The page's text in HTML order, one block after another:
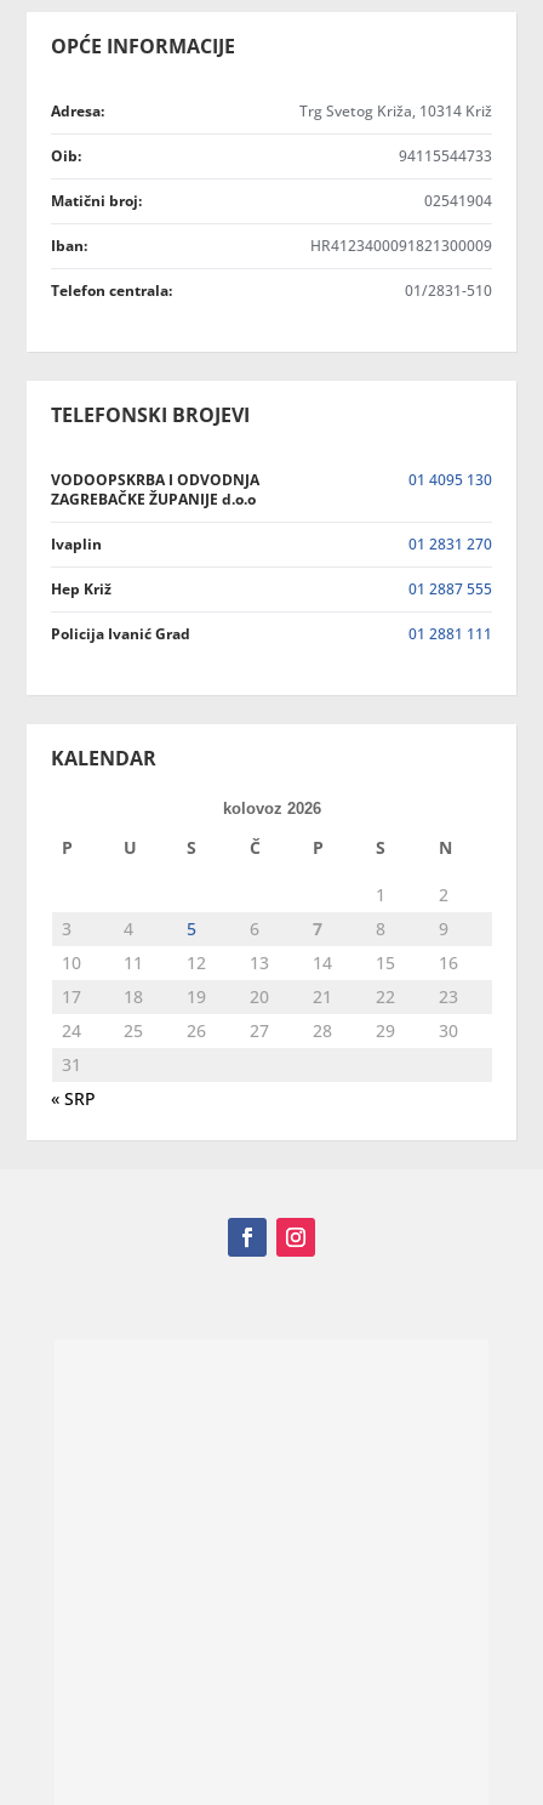
OPĆE INFORMACIJE
Adresa: Trg Svetog Križa, 10314 Križ
Oib: 94115544733
Matični broj: 02541904
Iban: HR4123400091821300009
Telefon centrala: 01/2831-510
TELEFONSKI BROJEVI
VODOOPSKRBA I ODVODNJA
ZAGREBAČKE ŽUPANIJE d.o.o
01 4095 130
Ivaplin 01 2831 270
Hep Križ 01 2887 555
Policija Ivanić Grad 01 2881 111
KALENDAR
kolovoz 2026
P U S Č P S N
1
2
3
4 5 6 7 8
9
10
11 12 13 14 15
16
17
18 19 20 21 22
23
24
25 26 27 28 29
30
31
« SRP